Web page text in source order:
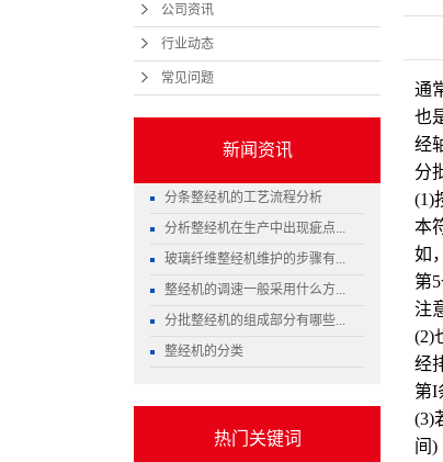
公司资讯
行业动态
常见问题
新闻资讯
分条整经机的工艺流程分析
分析整经机在生产中出现疵点...
玻璃纤维整经机维护的步骤有...
整经机的调速一般采用什么方...
分批整经机的组成部分有哪些...
整经机的分类
热门关键词
通
也
经
分
(1)
本
如
第
注
(2)
经
第I
(3)
间)